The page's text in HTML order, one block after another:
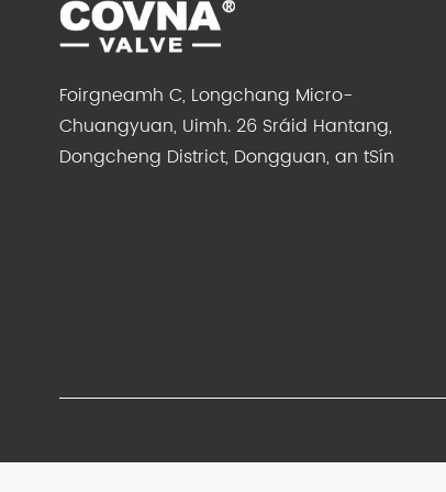
Foirgneamh C, Longchang Micro-
Chuangyuan, Uimh. 26 Sráid Hantang,
Dongcheng District, Dongguan, an tSín